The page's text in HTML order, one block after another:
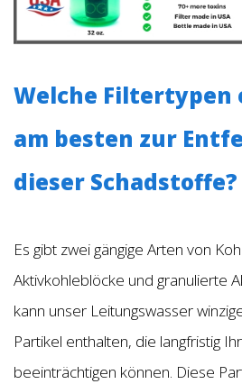
Welche Filtertypen
am besten zur
dieser Schadstoffe?
Es gibt zwei gängige Arten von
Aktivkohleblöcke und granulierte
kann unser Leitungswasser
Partikel enthalten, die langfristig
beeinträchtigen können. Diese